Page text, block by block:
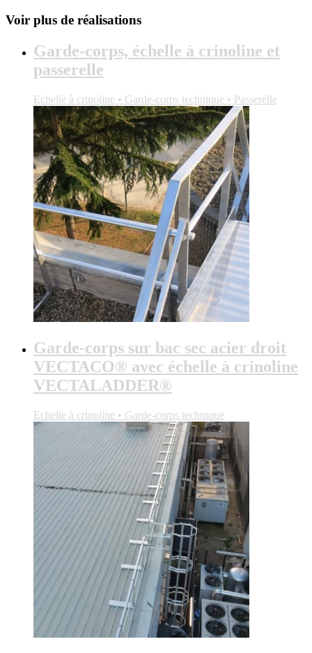
Voir plus de réalisations
Garde-corps, échelle à crinoline et
passerelle
Echelle à crinoline • Garde-corps technique • Passerelle
Garde-corps sur bac sec acier droit
VECTACO® avec échelle à crinoline
VECTALADDER®
Echelle à crinoline • Garde-corps technique